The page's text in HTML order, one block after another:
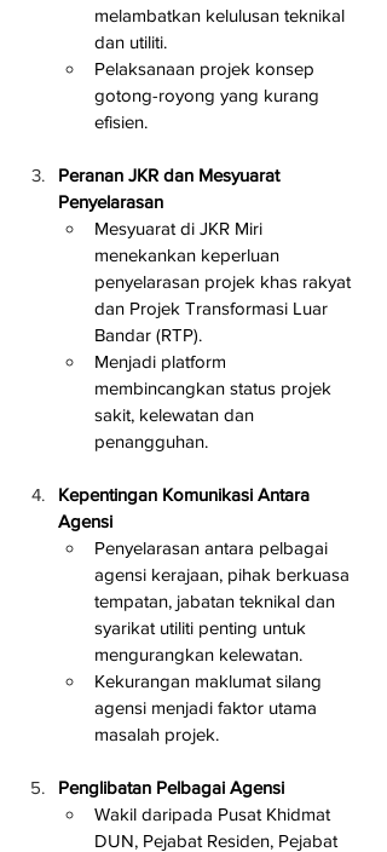
melambatkan kelulusan teknikal
dan utiliti.
Pelaksanaan projek konsep
gotong-royong yang kurang
efisien.
Peranan JKR dan Mesyuarat
Penyelarasan
Mesyuarat di JKR Miri
menekankan keperluan
penyelarasan projek khas rakyat
dan Projek Transformasi Luar
Bandar (RTP).
Menjadi platform
membincangkan status projek
sakit, kelewatan dan
penangguhan.
Kepentingan Komunikasi Antara
Agensi
Penyelarasan antara pelbagai
agensi kerajaan, pihak berkuasa
tempatan, jabatan teknikal dan
syarikat utiliti penting untuk
mengurangkan kelewatan.
Kekurangan maklumat silang
agensi menjadi faktor utama
masalah projek.
Penglibatan Pelbagai Agensi
Wakil daripada Pusat Khidmat
DUN, Pejabat Residen, Pejabat